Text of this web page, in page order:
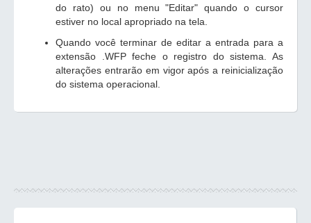
do rato) ou no menu "Editar" quando o cursor
estiver no local apropriado na tela.
Quando você terminar de editar a entrada para a
extensão .WFP feche o registro do sistema. As
alterações entrarão em vigor após a reinicialização
do sistema operacional.